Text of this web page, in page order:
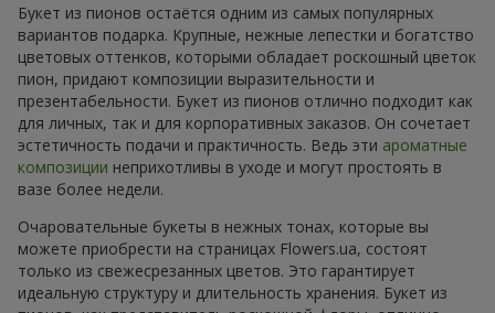
Букет из пионов остаётся одним из самых популярных
вариантов подарка. Крупные, нежные лепестки и богатство
цветовых оттенков, которыми обладает роскошный цветок
пион, придают композиции выразительности и
презентабельности. Букет из пионов отлично подходит как
для личных, так и для корпоративных заказов. Он сочетает
эстетичность подачи и практичность. Ведь эти ароматные
композиции неприхотливы в уходе и могут простоять в
вазе более недели.
Очаровательные букеты в нежных тонах, которые вы
можете приобрести на страницах Flowers.ua, состоят
только из свежесрезанных цветов. Это гарантирует
идеальную структуру и длительность хранения. Букет из